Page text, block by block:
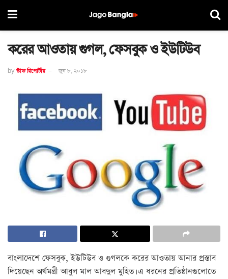
করের আওতায় গুগল, ফেসবুক ও ইউটিউব
by স্টাফ রিপোর্টার জুন ৮, ২০১৮
বাংলাদেশে ফেসবুক, ইউটিউব ও গুগলকে করের আওতায় আনার প্রস্তাব
দিয়েছেন অর্থমন্ত্রী আবুল মাল আবদুল মুহিত। এ ধরনের প্রতিষ্ঠানগুলোতে